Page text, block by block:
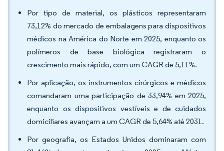
Por tipo de material, os plásticos representaram
73,12% do mercado de embalagens para dispositivos
médicos na América do Norte em 2025, enquanto os
polímeros de base biológica registraram o
crescimento mais rápido, com um CAGR de 5,11%.
Por aplicação, os instrumentos cirúrgicos e médicos
comandaram uma participação de 33,94% em 2025,
enquanto os dispositivos vestíveis e de cuidados
domiciliares avançam a um CAGR de 5,64% até 2031.
Por geografia, os Estados Unidos dominaram com